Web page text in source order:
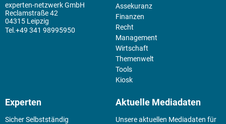
experten-netzwerk GmbH
Reclamstraße 42
04315 Leipzig
+49 341 98995950
Assekuranz
Finanzen
Recht
Management
Wirtschaft
Themenwelt
Tools
Kiosk
Experten
Sicher Selbstständig
Aktuelle Mediadaten
Unsere aktuellen Mediadaten für